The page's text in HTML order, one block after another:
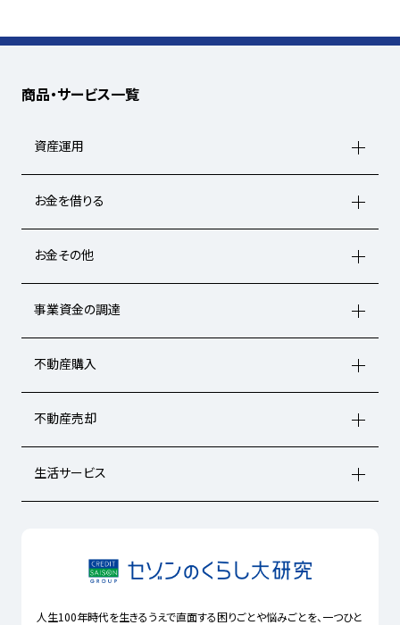
商品・サービス一覧
資産運用
お金を借りる
お金その他
事業資金の調達
不動産購入
不動産売却
生活サービス
人生100年時代を生きるうえで直面する困りごとや悩みごとを、一つひと